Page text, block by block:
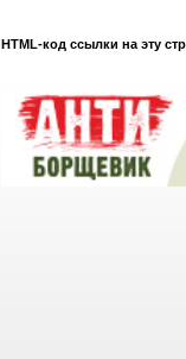
HTML-код ссылки на эту